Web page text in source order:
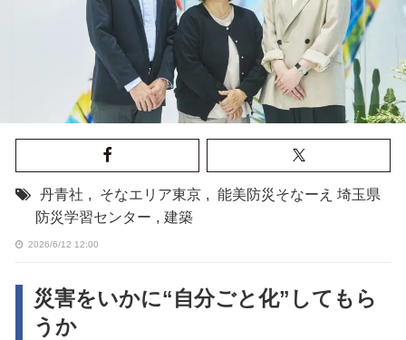
丹青社 , そなエリア東京 , 能美防災そなーえ 埼玉県
防災学習センター , 建築
2026/6/12 12:00
災害をいかに“自分ごと化”してもら
うか